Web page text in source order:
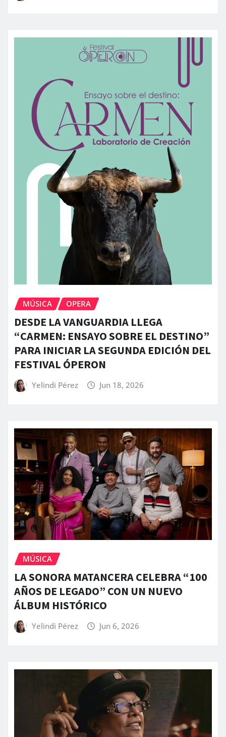
MÚSICA OPERA
DESDE LA VANGUARDIA LLEGA
“CARMEN: ENSAYO SOBRE EL DESTINO”
PARA INICIAR LA SEGUNDA EDICIÓN DEL
FESTIVAL ÓPERON
Yelindi Pérez Jun 18, 2026
MÚSICA
LA SONORA MATANCERA CELEBRA “100
AÑOS DE LEGADO” CON UN NUEVO
ÁLBUM HISTÓRICO
Yelindi Pérez Jun 6, 2026